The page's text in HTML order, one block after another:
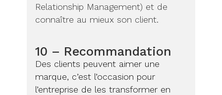
Relationship Management) et de
connaître au mieux son client.
10 – Recommandation
Des clients peuvent aimer une
marque, c’est l’occasion pour
l’entreprise de les transformer en